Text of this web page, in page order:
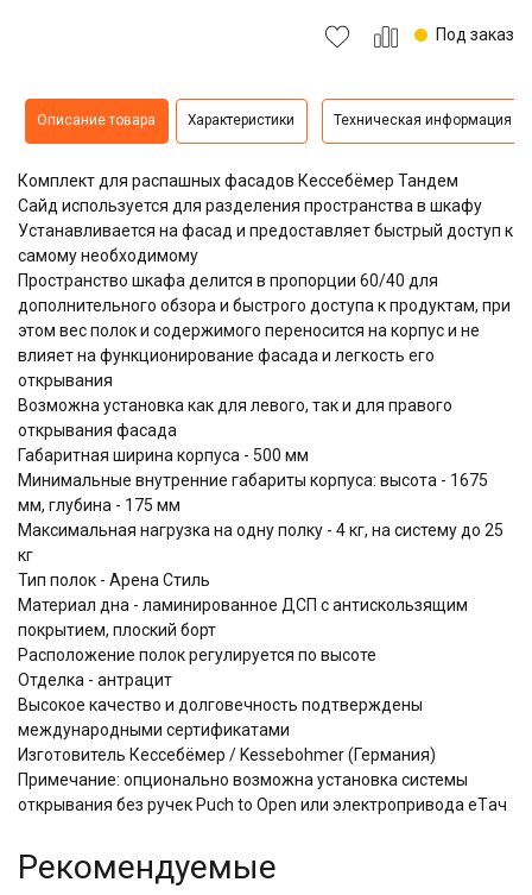
Под заказ
Описание товара Характеристики Техническая информация
Комплект для распашных фасадов Кессебёмер Тандем
Сайд используется для разделения пространства в шкафу
Устанавливается на фасад и предоставляет быстрый доступ к
самому необходимому
Пространство шкафа делится в пропорции 60/40 для
дополнительного обзора и быстрого доступа к продуктам, при
этом вес полок и содержимого переносится на корпус и не
влияет на функционирование фасада и легкость его
открывания
Возможна установка как для левого, так и для правого
открывания фасада
Габаритная ширина корпуса - 500 мм
Минимальные внутренние габариты корпуса: высота - 1675
мм, глубина - 175 мм
Максимальная нагрузка на одну полку - 4 кг, на систему до 25
кг
Тип полок - Арена Стиль
Материал дна - ламинированное ДСП с антискользящим
покрытием, плоский борт
Расположение полок регулируется по высоте
Отделка - антрацит
Высокое качество и долговечность подтверждены
международными сертификатами
Изготовитель Кессебёмер / Kessebohmer (Германия)
Примечание: опционально возможна установка системы
открывания без ручек Puch to Open или электропривода eTач
Рекомендуемые